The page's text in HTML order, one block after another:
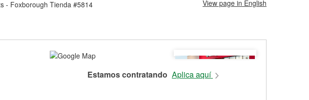
- Foxborough Tienda #5814 View page in English
Estamos contratando Aplica aquí